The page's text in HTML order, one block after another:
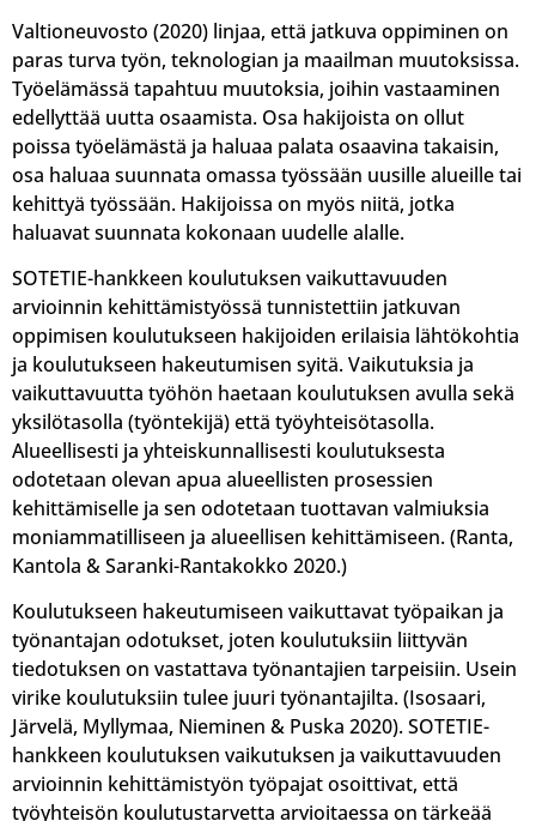
Valtioneuvosto (2020) linjaa, että jatkuva oppiminen on
paras turva työn, teknologian ja maailman muutoksissa.
Työelämässä tapahtuu muutoksia, joihin vastaaminen
edellyttää uutta osaamista. Osa hakijoista on ollut
poissa työelämästä ja haluaa palata osaavina takaisin,
osa haluaa suunnata omassa työssään uusille alueille tai
kehittyä työssään. Hakijoissa on myös niitä, jotka
haluavat suunnata kokonaan uudelle alalle.
SOTETIE-hankkeen koulutuksen vaikuttavuuden
arvioinnin kehittämistyössä tunnistettiin jatkuvan
oppimisen koulutukseen hakijoiden erilaisia lähtökohtia
ja koulutukseen hakeutumisen syitä. Vaikutuksia ja
vaikuttavuutta työhön haetaan koulutuksen avulla sekä
yksilötasolla (työntekijä) että työyhteisötasolla.
Alueellisesti ja yhteiskunnallisesti koulutuksesta
odotetaan olevan apua alueellisten prosessien
kehittämiselle ja sen odotetaan tuottavan valmiuksia
moniammatilliseen ja alueellisen kehittämiseen. (Ranta,
Kantola & Saranki-Rantakokko 2020.)
Koulutukseen hakeutumiseen vaikuttavat työpaikan ja
työnantajan odotukset, joten koulutuksiin liittyvän
tiedotuksen on vastattava työnantajien tarpeisiin. Usein
virike koulutuksiin tulee juuri työnantajilta. (Isosaari,
Järvelä, Myllymaa, Nieminen & Puska 2020). SOTETIE-
hankkeen koulutuksen vaikutuksen ja vaikuttavuuden
arvioinnin kehittämistyön työpajat osoittivat, että
työyhteisön koulutustarvetta arvioitaessa on tärkeää